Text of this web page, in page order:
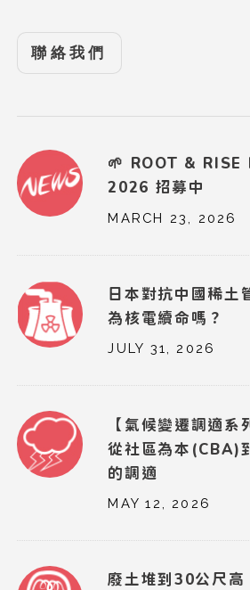
聯絡我們
🌱 ROOT & RISE
2026 招募中
MARCH 23, 2026
日本對抗中國稀土
為核電續命嗎？
JULY 31, 2026
【氣候變遷調適
從社區為本(CBA)
的調適
MAY 12, 2026
廢土堆到30公尺高